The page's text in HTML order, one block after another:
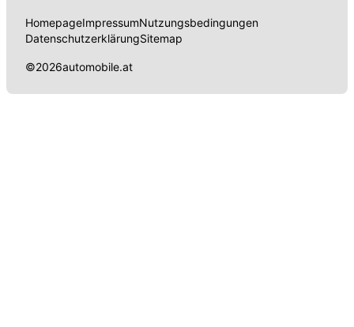
HomepageImpressumNutzungsbedingungen
DatenschutzerklärungSitemap
©2026automobile.at